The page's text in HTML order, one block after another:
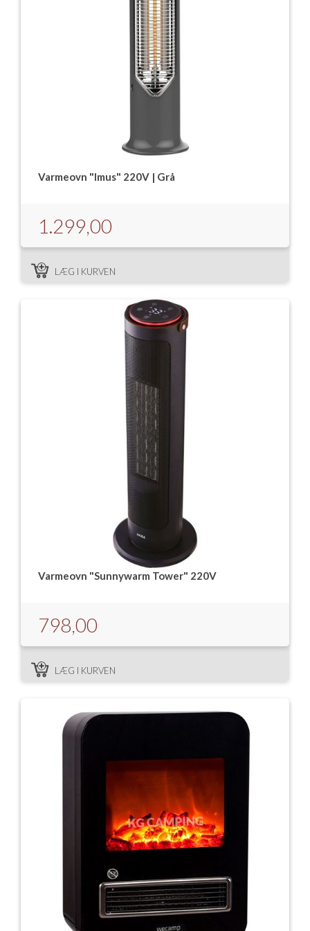
Isabella Opstillingsvejledninger
GPDR - Optagelse af foto og video
GPDR - KG Camping Kundeklub
Varmeovn "Imus" 220V | Grå
1.299,00
LÆG I KURVEN
Varmeovn "Sunnywarm Tower" 220V
798,00
LÆG I KURVEN